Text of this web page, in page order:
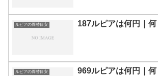
ルピアの両替目安 187ルピアは何円｜
ルピアの両替目安 969ルピアは何円｜